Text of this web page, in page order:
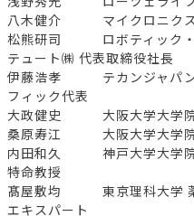
八木健介 マイクロニクス
松熊研司 ロボティック・
テュート㈱ 代表取締役社長
伊藤浩孝 テカンジャパン
フィック代表
大政健史 大阪大学大学院
桑原寿江 大阪大学大学院
内田和久 神戸大学大学院
特命教授
髙屋敷均 東京理科大学 薬
エキスパート